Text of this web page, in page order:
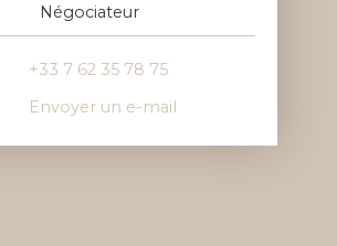
Négociateur
+33 7 62 35 78 75
Envoyer un e-mail